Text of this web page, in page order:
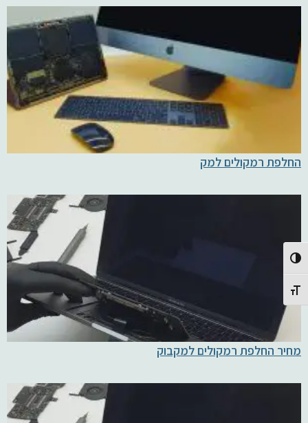
Toggle High Contrast
Toggle Font size
החלפת רמקולים למק
מחיר החלפת רמקולים למקבוק